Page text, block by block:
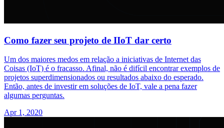
Como fazer seu projeto de IIoT dar certo
Um dos maiores medos em relação a iniciativas de Internet das
Coisas (IoT) é o fracasso. Afinal, não é difícil encontrar exemplos de
projetos superdimensionados ou resultados abaixo do esperado.
Então, antes de investir em soluções de IoT, vale a pena fazer
algumas perguntas.
Apr 1, 2020